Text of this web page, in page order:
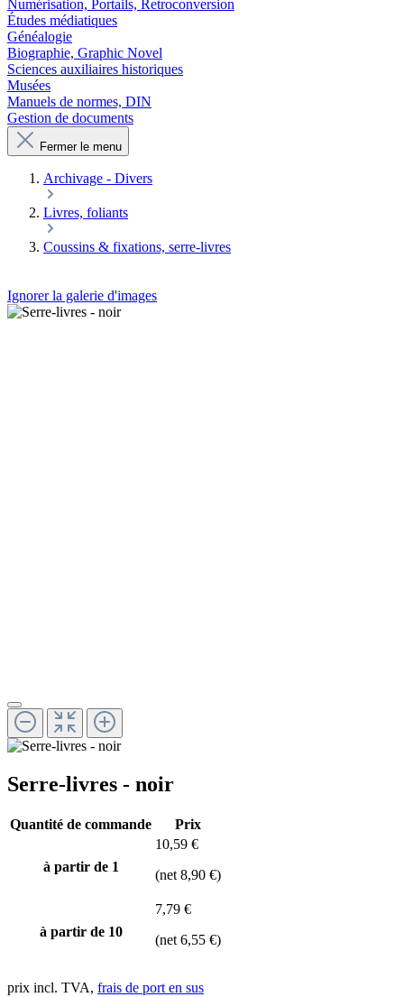
Numérisation, Portails, Retroconversion
Études médiatiques
Généalogie
Biographie, Graphic Novel
Sciences auxiliaires historiques
Musées
Manuels de normes, DIN
Gestion de documents
Fermer le menu
Archivage - Divers
Livres, foliants
Coussins & fixations, serre-livres
Ignorer la galerie d'images
Serre-livres - noir
Quantité de commande Prix
à partir de 1
10,59 €
(net 8,90 €)
à partir de 10
7,79 €
(net 6,55 €)
prix incl. TVA, frais de port en sus